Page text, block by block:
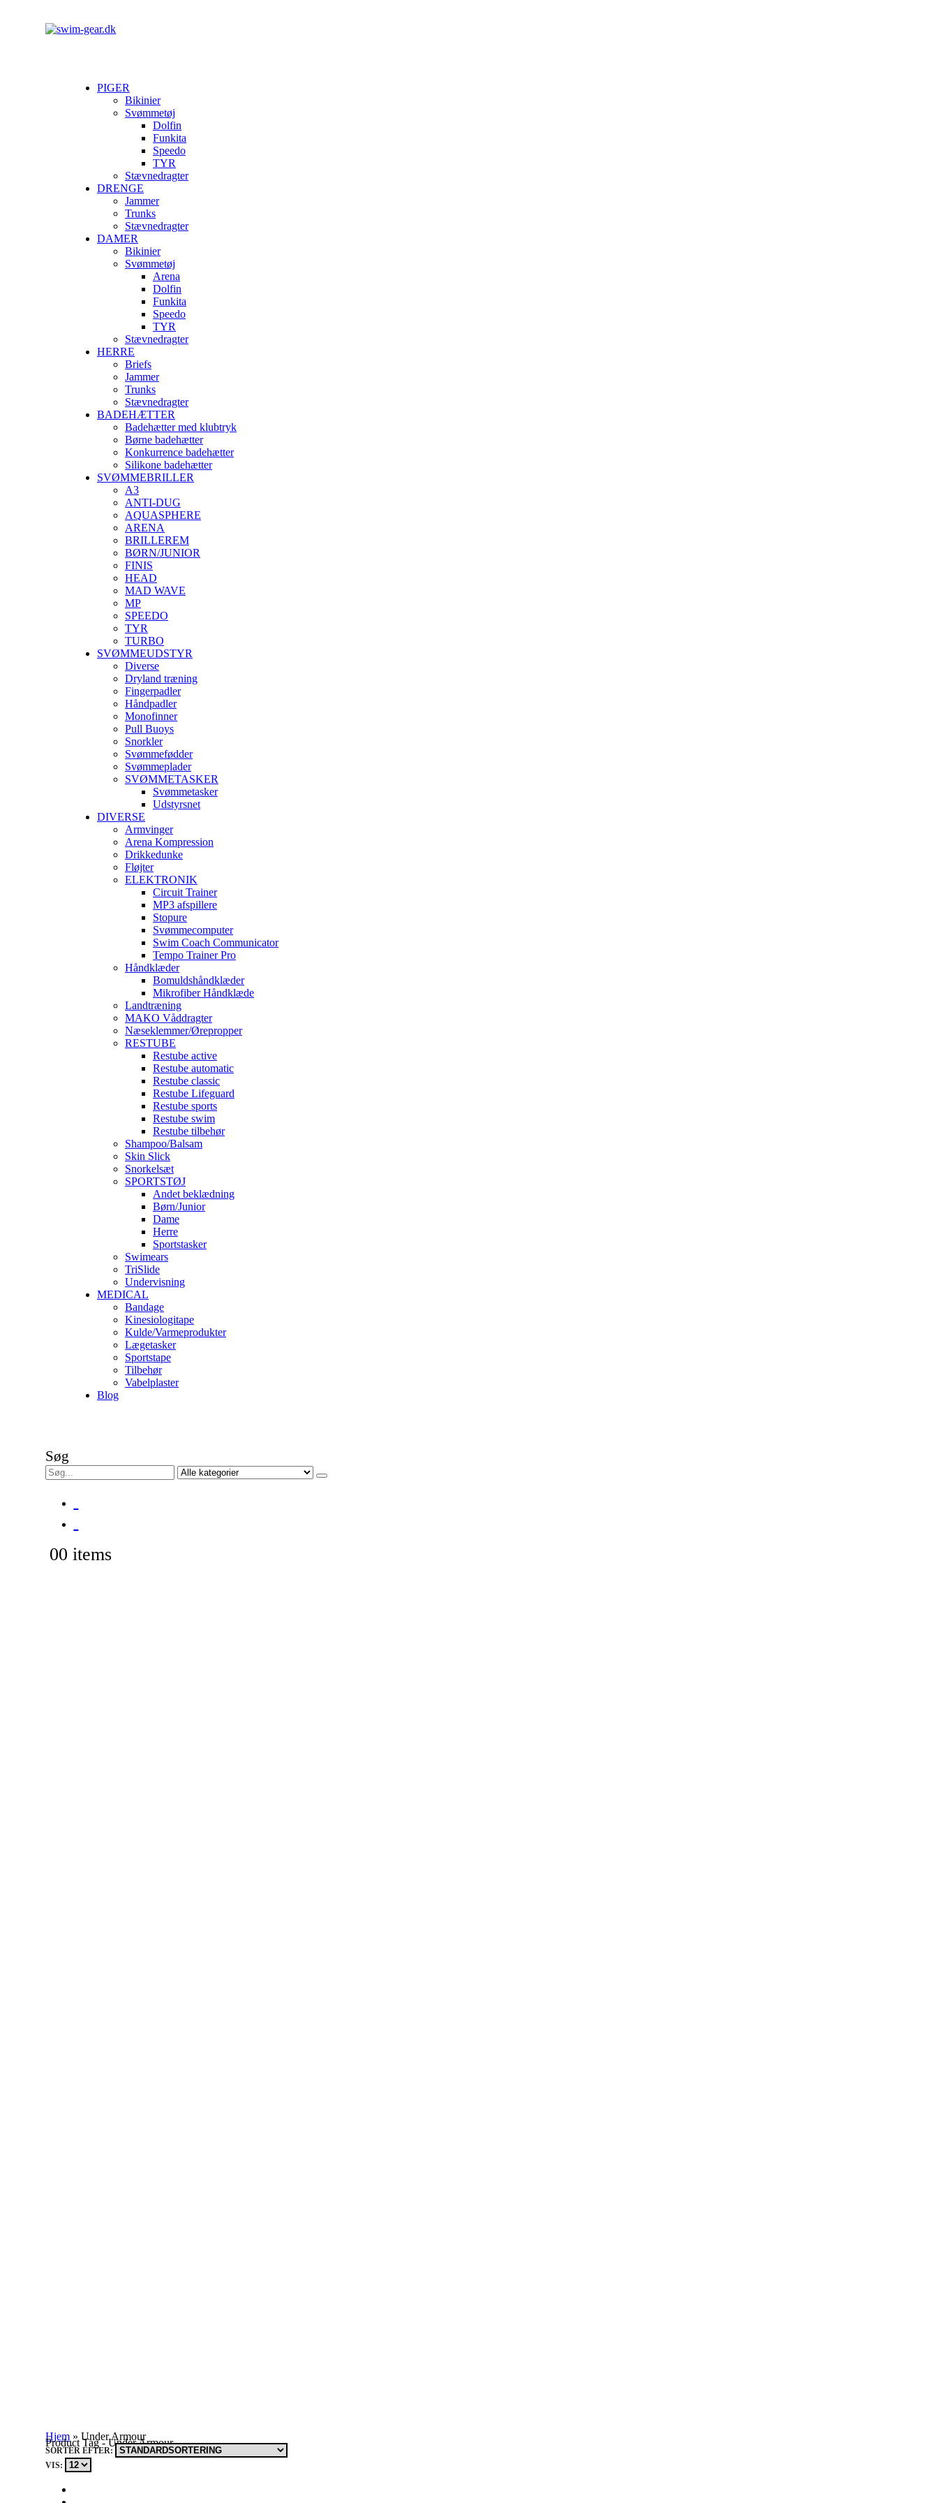
PIGER
Bikinier
Svømmetøj
Dolfin
Funkita
Speedo
TYR
Stævnedragter
DRENGE
Jammer
Trunks
Stævnedragter
DAMER
Bikinier
Svømmetøj
Arena
Dolfin
Funkita
Speedo
TYR
Stævnedragter
HERRE
Briefs
Jammer
Trunks
Stævnedragter
BADEHÆTTER
Badehætter med klubtryk
Børne badehætter
Konkurrence badehætter
Silikone badehætter
SVØMMEBRILLER
A3
ANTI-DUG
AQUASPHERE
ARENA
BRILLEREM
BØRN/JUNIOR
FINIS
HEAD
MAD WAVE
MP
SPEEDO
TYR
TURBO
SVØMMEUDSTYR
Diverse
Dryland træning
Fingerpadler
Håndpadler
Monofinner
Pull Buoys
Snorkler
Svømmefødder
Svømmeplader
SVØMMETASKER
Svømmetasker
Udstyrsnet
DIVERSE
Armvinger
Arena Kompression
Drikkedunke
Fløjter
ELEKTRONIK
Circuit Trainer
MP3 afspillere
Stopure
Svømmecomputer
Swim Coach Communicator
Tempo Trainer Pro
Håndklæder
Bomuldshåndklæder
Mikrofiber Håndklæde
Landtræning
MAKO Våddragter
Næseklemmer/Ørepropper
RESTUBE
Restube active
Restube automatic
Restube classic
Restube Lifeguard
Restube sports
Restube swim
Restube tilbehør
Shampoo/Balsam
Skin Slick
Snorkelsæt
SPORTSTØJ
Andet beklædning
Børn/Junior
Dame
Herre
Sportstasker
Swimears
TriSlide
Undervisning
MEDICAL
Bandage
Kinesiologitape
Kulde/Varmeprodukter
Lægetasker
Sportstape
Tilbehør
Vabelplaster
Blog
Søg
00 items
Hjem »Under Armour
Product Tag - Under Armour
SORTÉR EFTER:
VIS: